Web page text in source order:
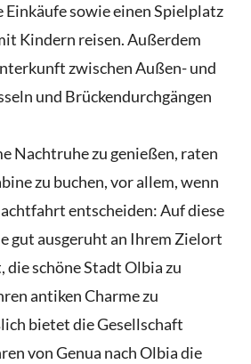
Einkäufe sowie einen Spielplatz
Kindern reisen. Außerdem
zwischen Außen- und
und Brückendurchgängen
Nachtruhe zu genießen, raten
zu buchen, vor allem, wenn
entscheiden: Auf diese
gut ausgeruht an Ihrem Zielort
die schöne Stadt Olbia zu
antiken Charme zu
bietet die Gesellschaft
von Genua nach Olbia die